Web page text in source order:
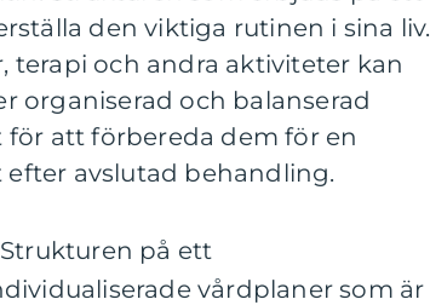
den viktiga rutinen i sina liv.
terapi och andra aktiviteter kan
organiserad och balanserad
att förbereda dem för en
avslutad behandling.
Strukturen på ett
vårdplaner som är